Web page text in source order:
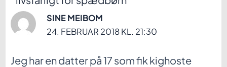
SINE MEIBOM
24. FEBRUAR 2018 KL. 21:30
Jeg har en datter på 17 som fik kighoste